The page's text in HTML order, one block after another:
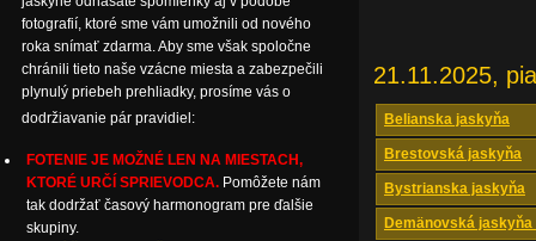
21.11.2025,
Belianska jaskyňa
Brestovská jaskyňa
Bystrianska jaskyňa
Demänovská
fotografií, ktoré sme vám umožnili od nového
roka snímať zdarma. Aby sme však spoločne
chránili tieto naše vzácne miesta a zabezpečili
plynulý priebeh prehliadky, prosíme vás o
dodržiavanie pár pravidiel:
FOTENIE JE MOŽNÉ LEN NA MIESTACH,
KTORÉ URČÍ SPRIEVODCA. Pomôžete nám
tak dodržať časový harmonogram pre ďalšie
skupiny.